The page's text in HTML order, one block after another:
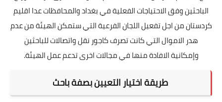
الباحثين وفق الاحتياجات الفعلية في بغداد والمحافظات عدا اقليم
كردستان من اجل تفعيل اللجان الفرعية التي ستمكن الهيئة من عدم
هدر الاموال التي كانت تصرف كاجور نقل واتصالات للباحثين
وإمكانية الافادة منها في مجالات اخرى تدعم عمل الهيئة.
طريقة اختيار التعيين بصفة باحث